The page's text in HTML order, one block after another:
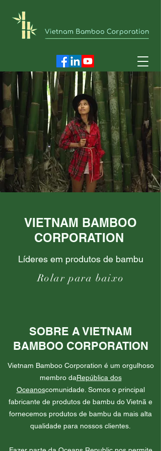
VIETNAM BAMBOO
CORPORATION
Líderes em produtos de bambu
Rolar para baixo
SOBRE A VIETNAM
BAMBOO CORPORATION
Vietnam Bamboo Corporation é um orgulhoso
membro daRepública dos
Oceanoscomunidade. Somos o principal
fabricante de produtos de bambu do Vietnã e
fornecemos produtos de bambu da mais alta
qualidade para nossos clientes.